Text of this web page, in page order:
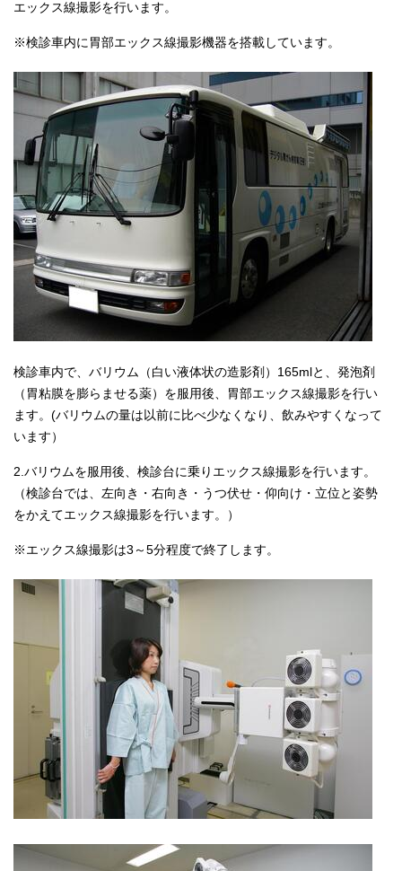
エックス線撮影を行います。
※検診車内に胃部エックス線撮影機器を搭載しています。
検診車内で、バリウム（白い液体状の造影剤）165mlと、発泡剤
（胃粘膜を膨らませる薬）を服用後、胃部エックス線撮影を行い
ます。(バリウムの量は以前に比べ少なくなり、飲みやすくなって
います）
2.バリウムを服用後、検診台に乗りエックス線撮影を行います。
（検診台では、左向き・右向き・うつ伏せ・仰向け・立位と姿勢
をかえてエックス線撮影を行います。）
※エックス線撮影は3～5分程度で終了します。